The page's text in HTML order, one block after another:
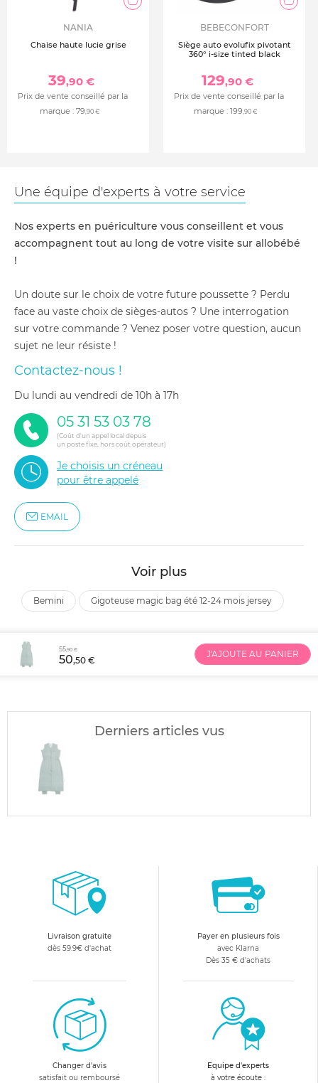
NANIA
Chaise haute lucie grise
39,90 €
Prix de vente conseillé par la
marque : 79,90 €
BEBECONFORT
Siège auto evolufix pivotant
360° i-size tinted black
129,90 €
Prix de vente conseillé par la
marque : 199,90 €
Une équipe d'experts à votre service
Nos experts en puériculture vous conseillent et vous
accompagnent tout au long de votre visite sur allobébé
!
Un doute sur le choix de votre future poussette ? Perdu
face au vaste choix de sièges-autos ? Une interrogation
sur votre commande ? Venez poser votre question, aucun
sujet ne leur résiste !
Contactez-nous !
du lundi au vendredi de 10h à 17h
05 31 53 03 78
(Coût d'un appel local depuis
un poste fixe, hors coût opérateur)
Je choisis un créneau
pour être appelé
EMAIL
Voir plus
bemini gigoteuse magic bag été 12-24 mois jersey
55,90 €
50,50 €
J'AJOUTE AU PANIER
Derniers articles vus
Livraison gratuite
dès 59.9€ d'achat
Payer en plusieurs fois
avec Klarna
Dès 35 € d'achats
Changer d'avis
satisfait ou remboursé
Equipe d'experts
à votre écoute :